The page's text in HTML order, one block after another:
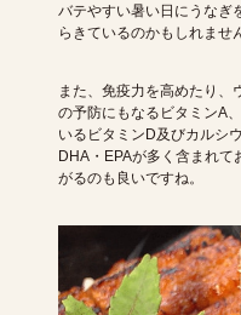
バテやすい暑い日にうなぎ
らきているのかもしれませ
また、免疫力を高めたり、
の予防にもなるビタミンA
いるビタミンD及びカルシ
DHA・EPAが多く含まれ
がるのも良いですね。